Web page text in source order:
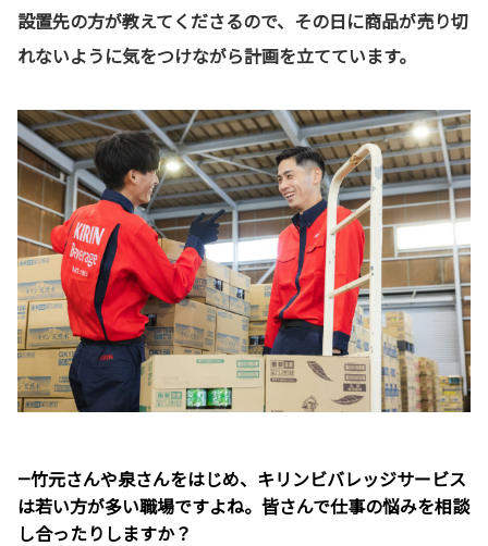
設置先の方が教えてくださるので、その日に商品が売り切
れないように気をつけながら計画を立てています。
—竹元さんや泉さんをはじめ、キリンビバレッジサービス
は若い方が多い職場ですよね。皆さんで仕事の悩みを相談
し合ったりしますか？